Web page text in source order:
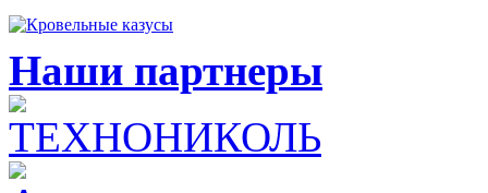
Наши партнеры